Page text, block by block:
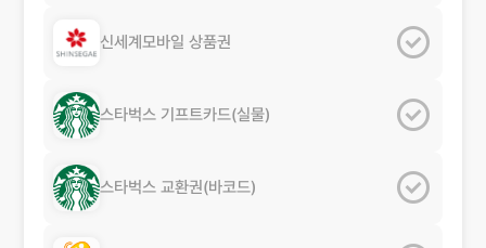
신세계모바일 상품권
스타벅스 기프트카드(실물)
스타벅스 교환권(바코드)